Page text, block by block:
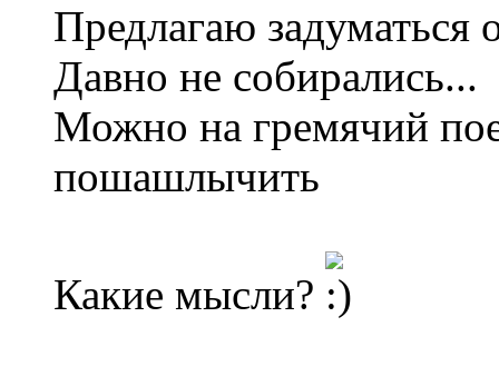
Предлагаю задуматься
Давно не собирались...
Можно на гремячий
пошашлычить
Какие мысли?